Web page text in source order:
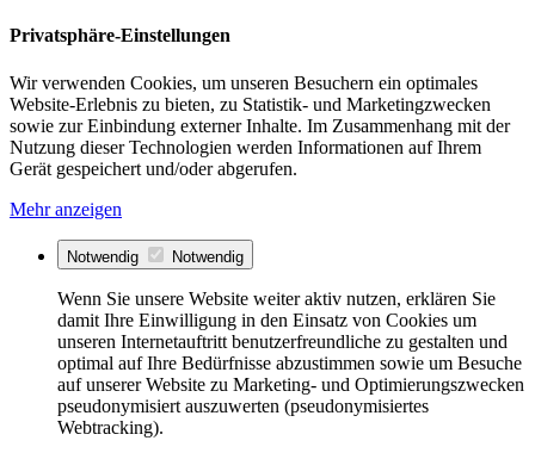
Privatsphäre-Einstellungen
Wir verwenden Cookies, um unseren Besuchern ein optimales
Website-Erlebnis zu bieten, zu Statistik- und Marketingzwecken
sowie zur Einbindung externer Inhalte. Im Zusammenhang mit der
Nutzung dieser Technologien werden Informationen auf Ihrem
Gerät gespeichert und/oder abgerufen.
Mehr anzeigen
Notwendig Notwendig
Wenn Sie unsere Website weiter aktiv nutzen, erklären Sie
damit Ihre Einwilligung in den Einsatz von Cookies um
unseren Internetauftritt benutzerfreundliche zu gestalten und
optimal auf Ihre Bedürfnisse abzustimmen sowie um Besuche
auf unserer Website zu Marketing- und Optimierungszwecken
pseudonymisiert auszuwerten (pseudonymisiertes
Webtracking).